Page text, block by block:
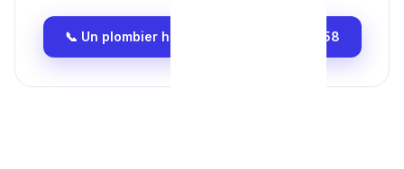
📞 Un plombier honnête au : 0465 68 51 58